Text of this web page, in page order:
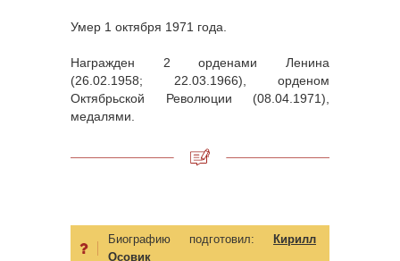
Умер 1 октября 1971 года.
Награжден 2 орденами Ленина
(26.02.1958; 22.03.1966), орденом
Октябрьской Революции (08.04.1971),
медалями.
Биографию подготовил:
Кирилл
Осовик